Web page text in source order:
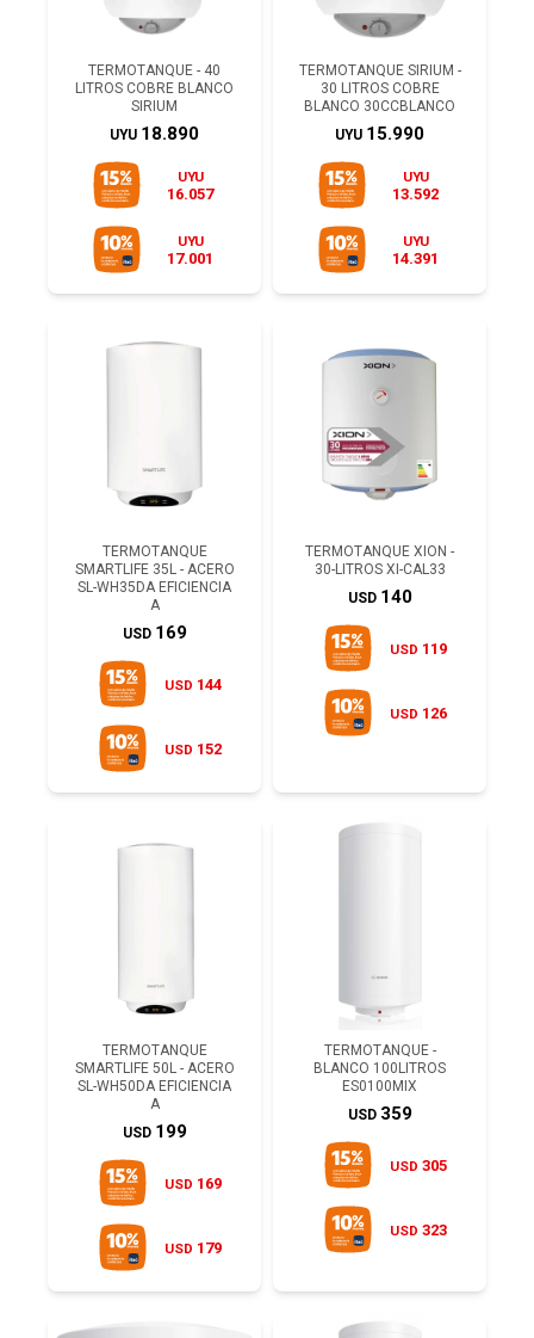
TERMOTANQUE - 40
LITROS COBRE BLANCO
SIRIUM
UYU 18.890
UYU
16.057
UYU
17.001
TERMOTANQUE SIRIUM -
30 LITROS COBRE
BLANCO 30CCBLANCO
UYU 15.990
UYU
13.592
UYU
14.391
TERMOTANQUE
SMARTLIFE 35L - ACERO
SL-WH35DA EFICIENCIA
A
USD 169
USD 144
USD 152
TERMOTANQUE XION -
30-LITROS XI-CAL33
USD 140
USD 119
USD 126
TERMOTANQUE
SMARTLIFE 50L - ACERO
SL-WH50DA EFICIENCIA
A
USD 199
USD 169
USD 179
TERMOTANQUE -
BLANCO 100LITROS
ES0100MIX
USD 359
USD 305
USD 323